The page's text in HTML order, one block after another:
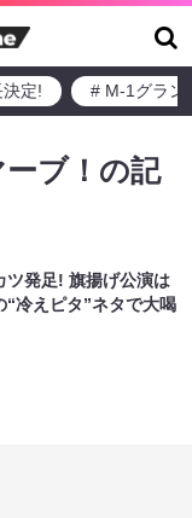
定! # M-1グラン
ブ！の記
ツ発足! 旗揚げ公演は
“冷えピタ”ネタで大喝